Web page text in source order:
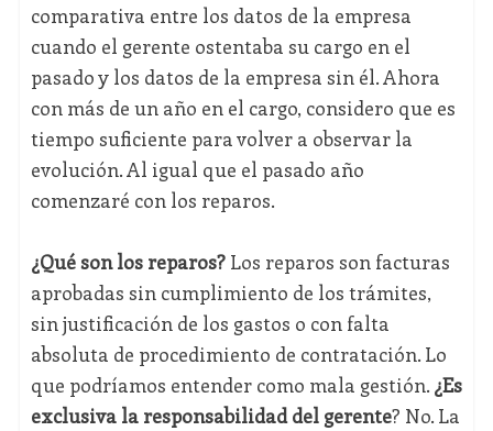
comparativa entre los datos de la empresa
cuando el gerente ostentaba su cargo en el
pasado y los datos de la empresa sin él. Ahora
con más de un año en el cargo, considero que es
tiempo suficiente para volver a observar la
evolución. Al igual que el pasado año
comenzaré con los reparos.
¿Qué son los reparos?Los reparos son facturas
aprobadas sin cumplimiento de los trámites,
sin justificación de los gastos o con falta
absoluta de procedimiento de contratación. Lo
que podríamos entender como mala gestión. ¿Es
exclusiva la responsabilidad del gerente? No. La